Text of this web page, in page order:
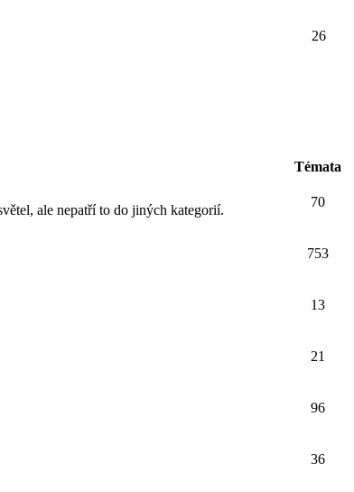
26
Témata
ale nepatří to do jiných kategorií.
70
753
13
21
96
36